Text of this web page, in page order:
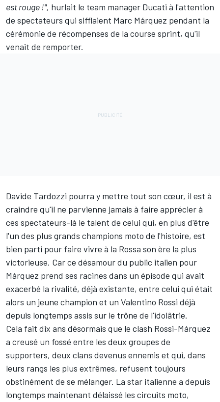
est rouge !", hurlait le team manager Ducati à l'attention
de spectateurs qui sifflaient Marc Márquez pendant la
cérémonie de récompenses de la course sprint, qu'il
venait de remporter.
Davide Tardozzi pourra y mettre tout son cœur, il est à
craindre qu'il ne parvienne jamais à faire apprécier à
ces spectateurs-là le talent de celui qui, en plus d'être
l'un des plus grands champions moto de l'histoire, est
bien parti pour faire vivre à la Rossa son ère la plus
victorieuse. Car ce désamour du public italien pour
Márquez prend ses racines dans un épisode qui avait
exacerbé la rivalité, déjà existante, entre celui qui était
alors un jeune champion et un Valentino Rossi déjà
depuis longtemps assis sur le trône de l'idolâtrie.
Cela fait dix ans désormais que le clash Rossi-Márquez
a creusé un fossé entre les deux groupes de
supporters, deux clans devenus ennemis et qui, dans
leurs rangs les plus extrêmes, refusent toujours
obstinément de se mélanger. La star italienne a depuis
longtemps maintenant délaissé les circuits moto,